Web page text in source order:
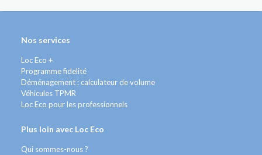
Nos services
Loc Eco +
Programme fidelité
Déménagement : calculateur de volume
Véhicules TPMR
Loc Eco pour les professionnels
Plus loin avec Loc Eco
Qui sommes-nous ?